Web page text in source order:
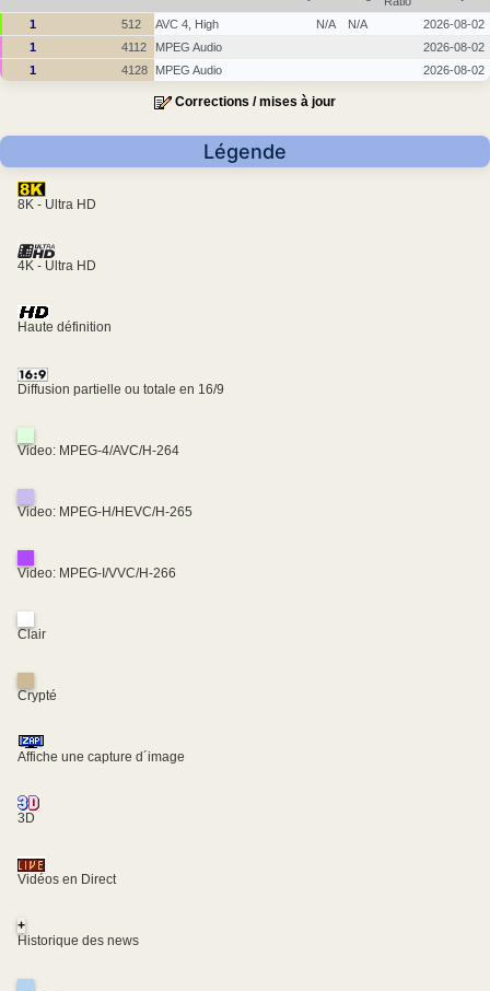
1 512 AVC 4, High N/A N/A
2026-08-02
1
4112 MPEG Audio
2026-08-02
1
4128 MPEG Audio 2026-08-02
Corrections / mises à jour
Légende
8K - Ultra HD
4K - Ultra HD
Haute définition
Diffusion partielle ou totale en 16/9
Video: MPEG-4/AVC/H-264
Video: MPEG-H/HEVC/H-265
Video: MPEG-I/VVC/H-266
Clair
Crypté
Affiche une capture d´image
3D
Vidéos en Direct
+
Historique des news